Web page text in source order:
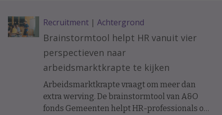
Recruitment| Achtergrond
Brainstormtool helpt HR vanuit vier
perspectieven naar
arbeidsmarktkrapte te kijken
Arbeidsmarktkrapte vraagt om meer dan
extra werving. De brainstormtool van A&O
fonds Gemeenten helpt HR-professionals om